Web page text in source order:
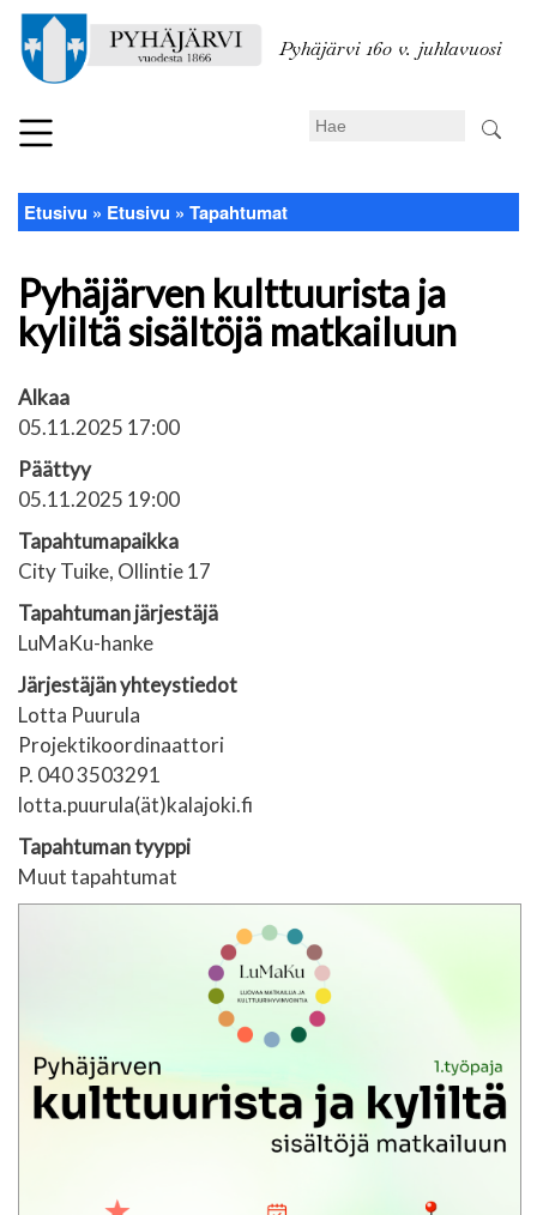
pääsisältöön
Pyhäjärvi 160 v. juhlavuosi
Search
Murupolku
Etusivu Etusivu Tapahtumat
Pyhäjärven kulttuurista ja
kyliltä sisältöjä matkailuun
Alkaa
05.11.2025 17:00
Päättyy
05.11.2025 19:00
Tapahtumapaikka
City Tuike, Ollintie 17
Tapahtuman järjestäjä
LuMaKu-hanke
Järjestäjän yhteystiedot
Lotta Puurula
Projektikoordinaattori
P. 040 3503291
lotta.puurula(ät)kalajoki.fi
Tapahtuman tyyppi
Muut tapahtumat